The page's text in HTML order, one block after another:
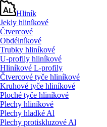
Hliník
Jekly hliníkové
Čtvercové
Obdélníkové
Trubky hliníkové
U-profily hliníkové
Hliníkové L-profily
Čtvercové tyče hliníkové
Kruhové tyče hliníkové
Ploché tyče hliníkové
Plechy hliníkové
Plechy hladké Al
Plechy protiskluzové Al